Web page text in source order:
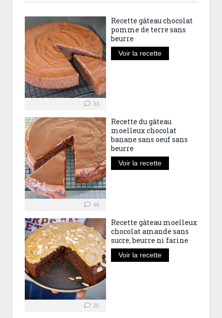
33
Recette gâteau chocolat
pomme de terre sans
beurre
Voir la recette
48
Recette du gâteau
moelleux chocolat
banane sans oeuf sans
beurre
Voir la recette
25
Recette gâteau moelleux
chocolat amande sans
sucre, beurre ni farine
Voir la recette